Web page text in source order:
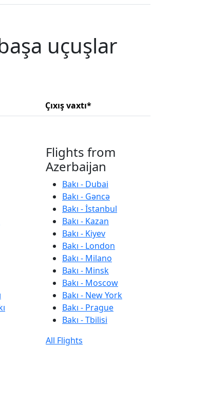
uçuşlar
Çıxış vaxtı*
Flights from
Azerbaijan
Bakı - Dubai
Bakı - Gəncə
Bakı - İstanbul
Bakı - Kazan
Bakı - Kiyev
Bakı - London
Bakı - Milano
Bakı - Minsk
Bakı - Moscow
Bakı - New York
Bakı - Prague
Bakı - Tbilisi
All Flights